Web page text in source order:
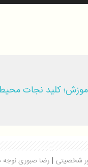
کلید نجات
شخصیتی | رضا صبوری